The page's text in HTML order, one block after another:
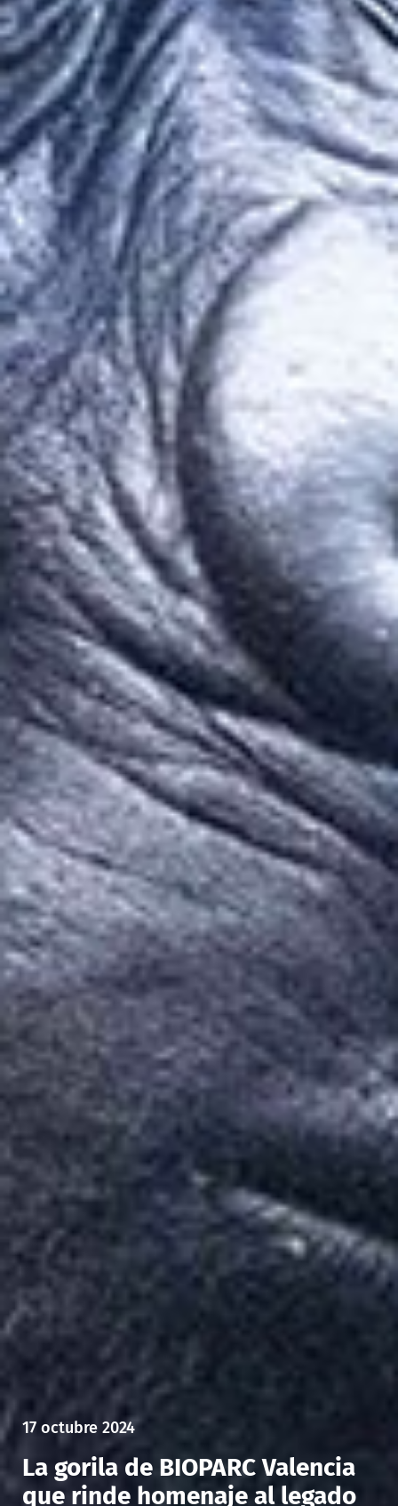
17 octubre 2024
La gorila de BIOPARC Valencia
que rinde homenaje al legado